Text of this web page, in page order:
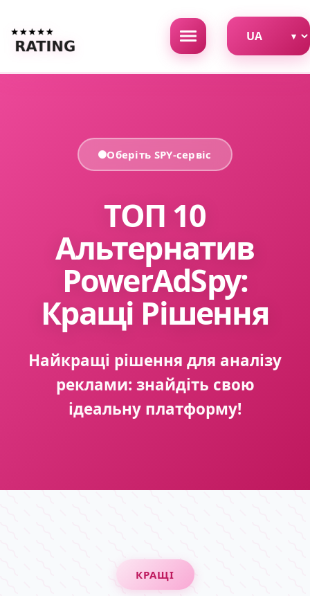
Оберіть SPY-сервіс
ТОП 10
Альтернатив
PowerAdSpy:
Кращі Рішення
Найкращі рішення для аналізу
реклами: знайдіть свою
ідеальну платформу!
КРАЩІ